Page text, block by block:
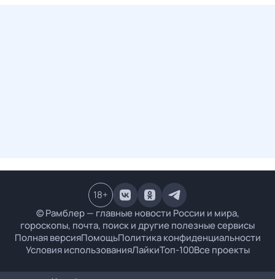
© Рамблер — главные новости России и мира,
гороскопы, почта, поиск и другие полезные сервисы
Полная версияПомощьПолитика конфиденциальности
Условия использованияЛайкиТоп-100Все проекты
18+